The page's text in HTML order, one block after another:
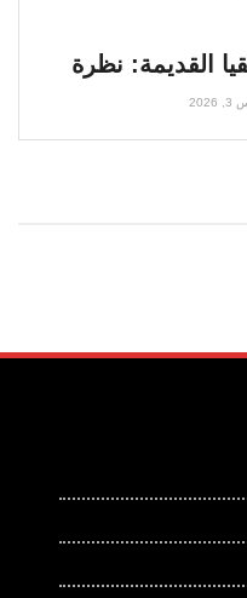
القديمة: نظرة